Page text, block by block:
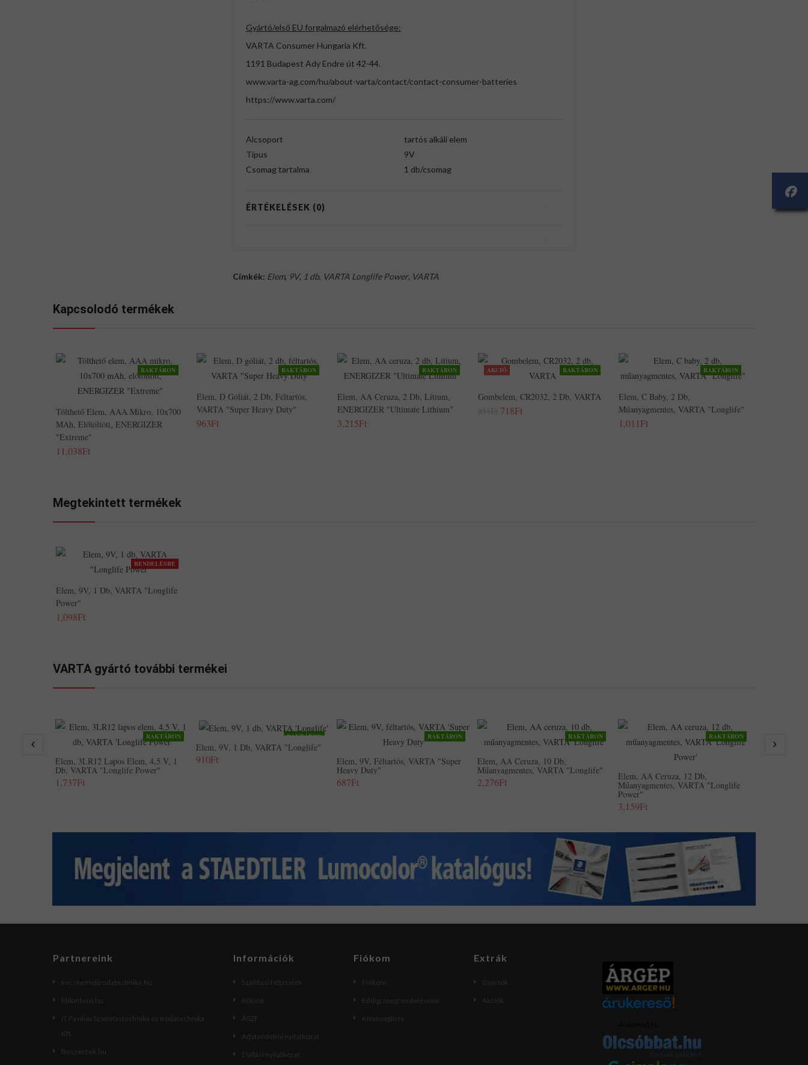
Gyártó/első EU forgalmazó elérhetősége:
VARTA Consumer Hungaria Kft.
1191 Budapest Ady Endre út 42-44.
www.varta-ag.com/hu/about-varta/contact/contact-consumer-batteries
https://www.varta.com/
Alcsoport
tartós alkáli elem
Típus
9V
Csomag tartalma
1 db/csomag
ÉRTÉKELÉSEK (0)
Címkék: Elem, 9V, 1 db, VARTA Longlife Power, VARTA
Kapcsolodó termékek
RAKTÁRON
Tölthető Elem, AAA Mikro, 10x700
MAh, Előtöltött, ENERGIZER
"Extreme"
11,038Ft
RAKTÁRON
Elem, D Góliát, 2 Db, Féltartós,
VARTA "Super Heavy Duty"
963Ft
RAKTÁRON
Elem, AA Ceruza, 2 Db, Lítium,
ENERGIZER "Ultimate Lithium"
3,215Ft
AKCIÓ RAKTÁRON
Gombelem, CR2032, 2 Db, VARTA
718Ft
RAKTÁRON
Elem, C Baby, 2 Db,
Műanyagmentes, VARTA "Longlife"
1,011Ft
Megtekintett termékek
RENDELÉSRE
Elem, 9V, 1 Db, VARTA "Longlife
Power"
1,098Ft
VARTA gyártó további termékei
RAKTÁRON
Elem, 3LR12 Lapos Elem, 4,5 V, 1
Db, VARTA "Longlife Power"
1,737Ft
RAKTÁRON
Elem, 9V, 1 Db, VARTA "Longlife"
910Ft
RAKTÁRON
Elem, 9V, Féltartós, VARTA "Super
Heavy Duty"
687Ft
RAKTÁRON
Elem, AA Ceruza, 10 Db,
Műanyagmentes, VARTA "Longlife"
2,276Ft
RAKTÁRON
Elem, AA Ceruza, 12 Db,
Műanyagmentes, VARTA "Longlife
Power"
3,159Ft
Elem, AA
Partnereink
kecskemetirodatechnika.hu
Etikettem.hu
IT Pavilon Számítástechnika és Irodatechnika
Kft.
Beszerzek.hu
Információk
Szállítási feltételek
Rólunk
ÁSZF
Adatvédelmi nyilatkozat
Elállási nyilatkozat
Fiókom
Fiókom
Eddigi megrendeléseim
Kívánságlista
Extrák
Gyártók
Akciók